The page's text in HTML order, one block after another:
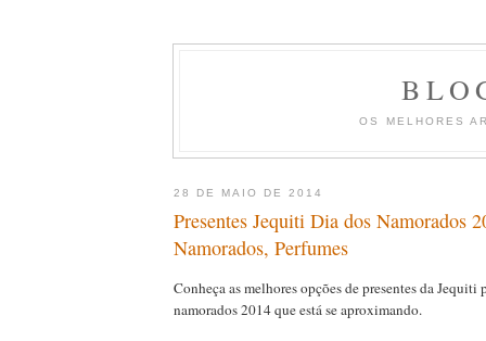
OS MELHORES
28 DE MAIO DE 2014
Presentes Jequiti Dia dos Namorados
Namorados, Perfumes
Conheça as melhores opções de presentes da Jequiti
namorados 2014 que está se aproximando.